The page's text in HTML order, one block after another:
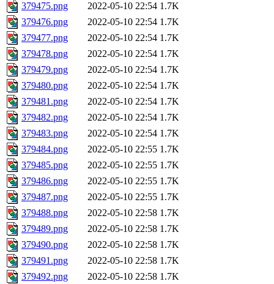
379475.png
2022-05-10 22:54 1.7K
379476.png
2022-05-10 22:54 1.7K
379477.png
2022-05-10 22:54 1.7K
379478.png
2022-05-10 22:54 1.7K
379479.png
2022-05-10 22:54 1.7K
379480.png
2022-05-10 22:54 1.7K
379481.png
2022-05-10 22:54 1.7K
379482.png
2022-05-10 22:54 1.7K
379483.png
2022-05-10 22:54 1.7K
379484.png
2022-05-10 22:55 1.7K
379485.png
2022-05-10 22:55 1.7K
379486.png
2022-05-10 22:55 1.7K
379487.png
2022-05-10 22:55 1.7K
379488.png
2022-05-10 22:58 1.7K
379489.png
2022-05-10 22:58 1.7K
379490.png
2022-05-10 22:58 1.7K
379491.png
2022-05-10 22:58 1.7K
379492.png
2022-05-10 22:58 1.7K